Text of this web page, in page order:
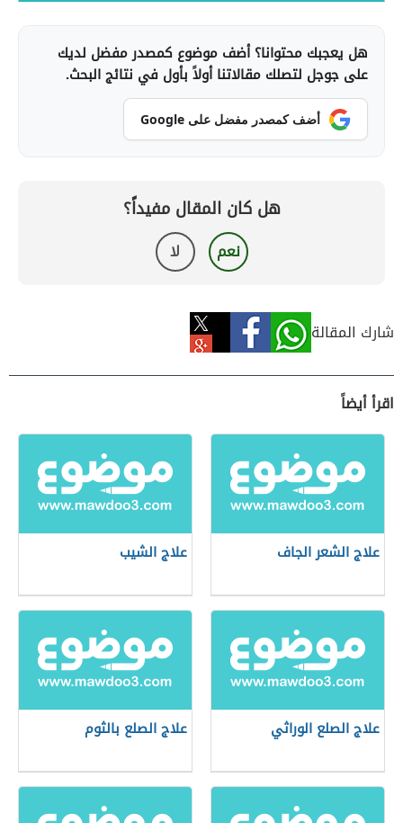
هل يعجبك محتوانا؟ أضف موضوع كمصدر مفضل لديك
على جوجل لتصلك مقالاتنا أولاً بأول في نتائج البحث.
أضف كمصدر مفضل على Google
هل كان المقال مفيداً؟
نعم لا
شارك المقالة
اقرأ أيضاً
علاج الشعر الجاف علاج الشيب
علاج الصلع الوراثي علاج الصلع بالثوم